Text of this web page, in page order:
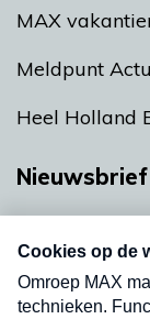
MAX
Meldpunt
Heel Holland
Nieuwsbrief
nieuwsbrief.
uw mailbox.